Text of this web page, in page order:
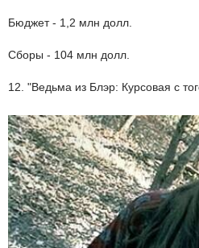
Бюджет - 1,2 млн долл.
Сборы - 104 млн долл.
12. "Ведьма из Блэр: Курсовая с